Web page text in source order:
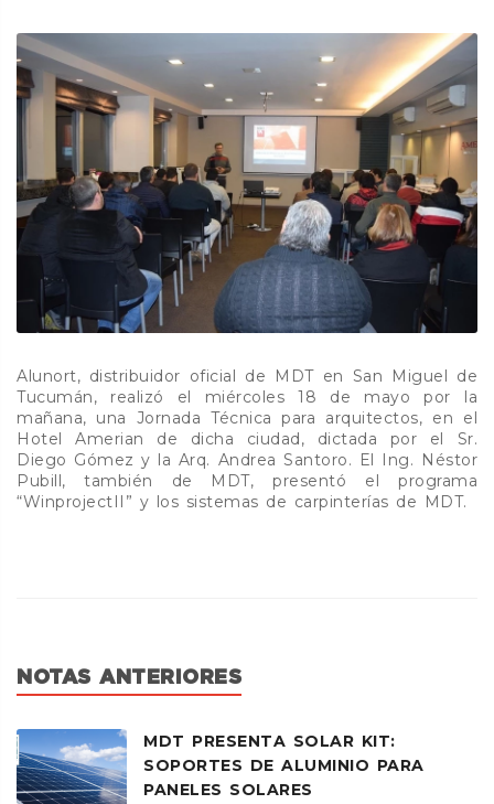
Alunort, distribuidor oficial de MDT en San Miguel de
Tucumán, realizó el miércoles 18 de mayo por la
mañana, una Jornada Técnica para arquitectos, en el
Hotel Amerian de dicha ciudad, dictada por el Sr.
Diego Gómez y la Arq. Andrea Santoro. El Ing. Néstor
Pubill, también de MDT, presentó el programa
“WinprojectII” y los sistemas de carpinterías de MDT.
NOTAS ANTERIORES
MDT PRESENTA SOLAR KIT:
SOPORTES DE ALUMINIO PARA
PANELES SOLARES